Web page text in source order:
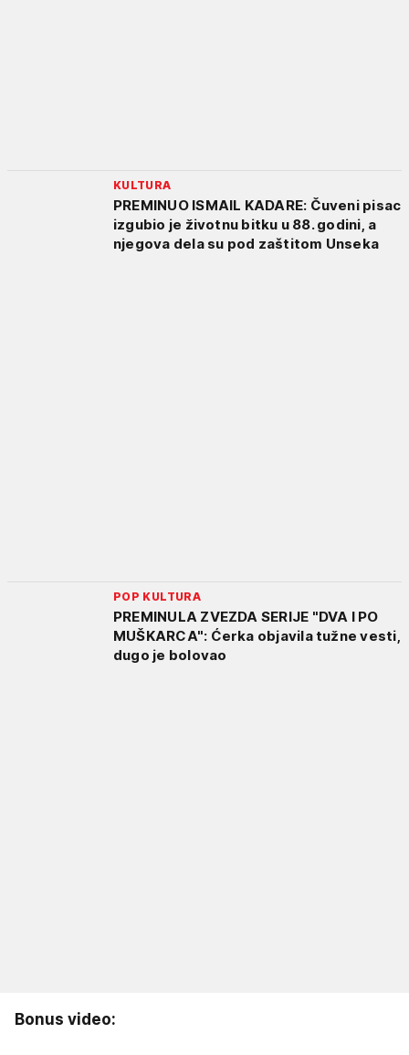
KULTURA
PREMINUO ISMAIL KADARE: Čuveni pisac
izgubio je životnu bitku u 88. godini, a
njegova dela su pod zaštitom Unseka
POP KULTURA
PREMINULA ZVEZDA SERIJE "DVA I PO
MUŠKARCA": Ćerka objavila tužne vesti,
dugo je bolovao
Bonus video: